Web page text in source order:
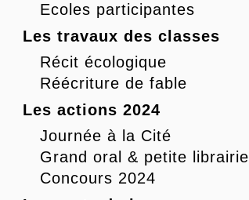
Ecoles participantes
Les travaux des classes
Récit écologique
Réécriture de fable
Les actions 2024
Journée à la Cité
Grand oral & petite librairie
Concours 2024